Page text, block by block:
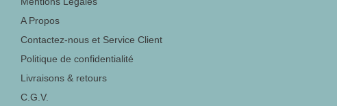
A Propos
Contactez-nous et Service Client
Politique de confidentialité
Livraisons & retours
C.G.V.